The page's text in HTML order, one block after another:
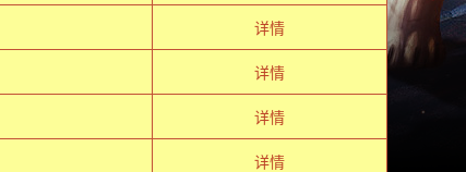
详情
详情
详情
详情